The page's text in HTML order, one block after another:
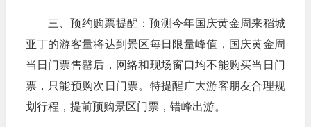
三、预约购票提醒：预测今年国庆黄金周来稻城
亚丁的游客量将达到景区每日限量峰值，国庆黄金周
当日门票售罄后，网络和现场窗口均不能购买当日门
票，只能预购次日门票。特提醒广大游客朋友合理规
划行程，提前预购景区门票，错峰出游。